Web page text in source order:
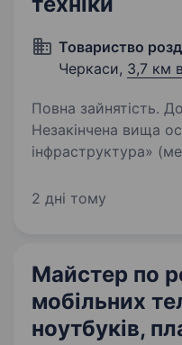
Товариство
Черкаси, 3,7 км
Повна зайнятість.
Незакінчена вища освіта. Компанія
інфраструктура»
на постійну
2 дні тому
Майстер по
мобільних
ноутбуків,